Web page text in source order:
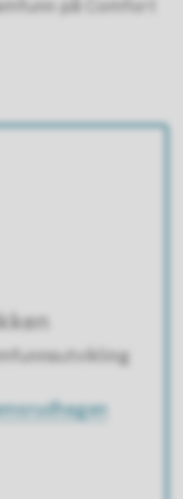
på Comfort